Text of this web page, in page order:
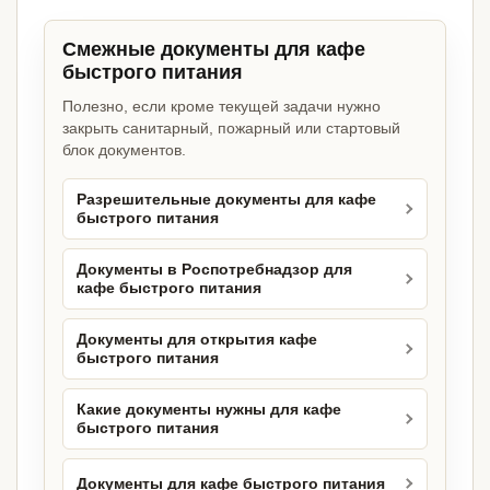
Смежные документы для кафе
быстрого питания
Полезно, если кроме текущей задачи нужно
закрыть санитарный, пожарный или стартовый
блок документов.
Разрешительные документы для кафе
быстрого питания
Документы в Роспотребнадзор для
кафе быстрого питания
Документы для открытия кафе
быстрого питания
Какие документы нужны для кафе
быстрого питания
Документы для кафе быстрого питания